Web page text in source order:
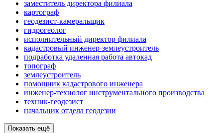
заместитель директора филиала
картограф
геодезист-камеральщик
гидрогеолог
исполнительный директор филиала
кадастровый инженер-землеустроитель
подработка удаленная работа автокад
топограф
землеустроитель
помощник кадастрового инженера
инженер-технолог инструментального производства
техник-геодезист
начальник отдела геодезии
Показать ещё